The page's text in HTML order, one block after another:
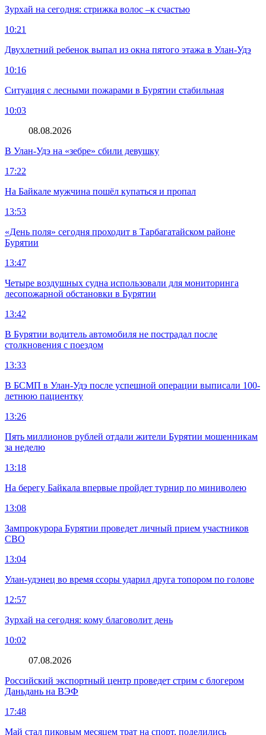
Зурхай на сегодня: стрижка волос –к счастью
10:21
Двухлетний ребенок выпал из окна пятого этажа в Улан-Удэ
10:16
Ситуация с лесными пожарами в Бурятии стабильная
10:03
08.08.2026
В Улан-Удэ на «зебре» сбили девушку
17:22
На Байкале мужчина пошёл купаться и пропал
13:53
«День поля» сегодня проходит в Тарбагатайском районе
Бурятии
13:47
Четыре воздушных судна использовали для мониторинга
лесопожарной обстановки в Бурятии
13:42
В Бурятии водитель автомобиля не пострадал после
столкновения с поездом
13:33
В БСМП в Улан-Удэ после успешной операции выписали 100-
летнюю пациентку
13:26
Пять миллионов рублей отдали жители Бурятии мошенникам
за неделю
13:18
На берегу Байкала впервые пройдет турнир по миниволею
13:08
Зампрокурора Бурятии проведет личный прием участников
СВО
13:04
Улан-удэнец во время ссоры ударил друга топором по голове
12:57
Зурхай на сегодня: кому благоволит день
10:02
07.08.2026
Российский экспортный центр проведет стрим с блогером
Даньдань на ВЭФ
17:48
Май стал пиковым месяцем трат на спорт, поделились